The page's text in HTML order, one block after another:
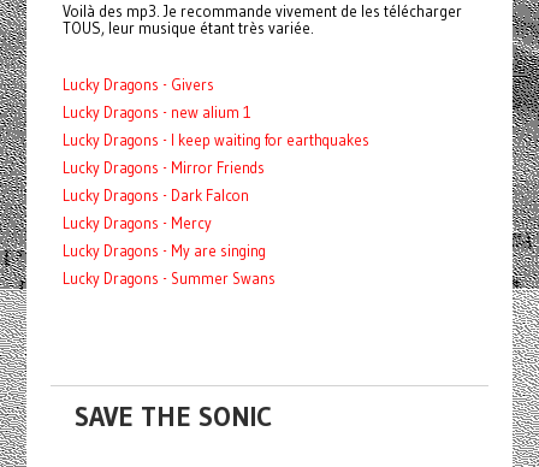
Voilà des mp3. Je recommande vivement de les télécharger
TOUS, leur musique étant très variée.
Lucky Dragons - Givers
Lucky Dragons - new alium 1
Lucky Dragons - I keep waiting for earthquakes
Lucky Dragons - Mirror Friends
Lucky Dragons - Dark Falcon
Lucky Dragons - Mercy
Lucky Dragons - My are singing
Lucky Dragons - Summer Swans
SAVE THE SONIC